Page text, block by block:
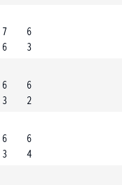
7
6
6
3
6
3
6
2
6
3
6
4